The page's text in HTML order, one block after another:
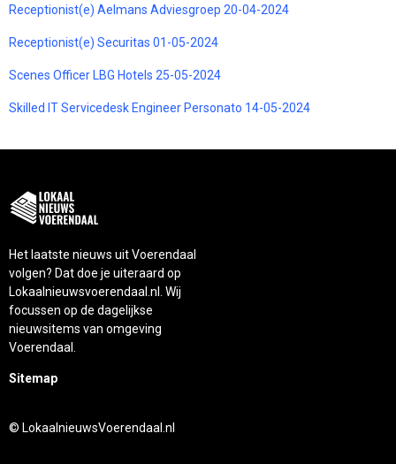
Receptionist(e) Aelmans Adviesgroep 20-04-2024
Receptionist(e) Securitas 01-05-2024
Scenes Officer LBG Hotels 25-05-2024
Skilled IT Servicedesk Engineer Personato 14-05-2024
Het laatste nieuws uit Voerendaal
volgen? Dat doe je uiteraard op
Lokaalnieuwsvoerendaal.nl. Wij
focussen op de dagelijkse
nieuwsitems van omgeving
Voerendaal.
Sitemap
© LokaalnieuwsVoerendaal.nl